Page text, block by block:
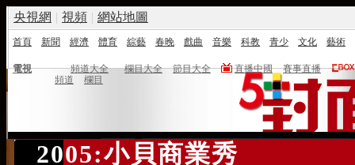
央視網 | 視頻 | 網站地圖
首頁 新聞 經濟 體育 綜藝 春晚 戲曲 音樂 科教 青少 文化 藝術
電視 頻道大全 欄目大全 節目大全 直播中國
賽事直播
頻道
欄目
2005:小貝商業秀